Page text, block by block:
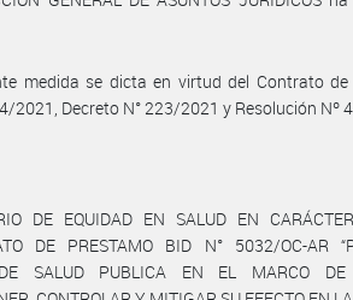
medida se dicta en virtud del Contrato de
2021, Decreto N° 223/2021 y Resolución Nº
DE EQUIDAD EN SALUD EN
DE PRESTAMO BID N° 5032/OC-AR
SALUD PUBLICA EN EL MARCO DE